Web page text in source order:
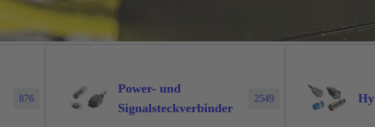
876
Power- und
Signalsteckverbinder
2549